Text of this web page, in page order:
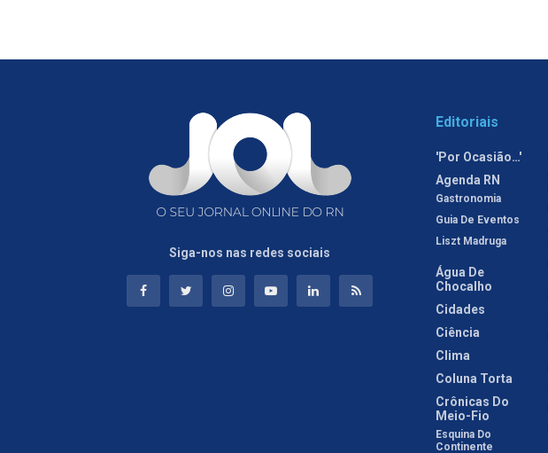
Siga-nos nas redes sociais
Editoriais
'Por Ocasião…'
Agenda RN
Gastronomia
Guia De Eventos
Liszt Madruga
Água De
Chocalho
Cidades
Ciência
Clima
Coluna Torta
Crônicas Do
Meio-Fio
Esquina Do
Continente